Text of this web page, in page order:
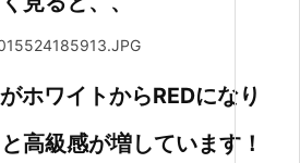
ホワイトからREDになり
高級感が増しています！